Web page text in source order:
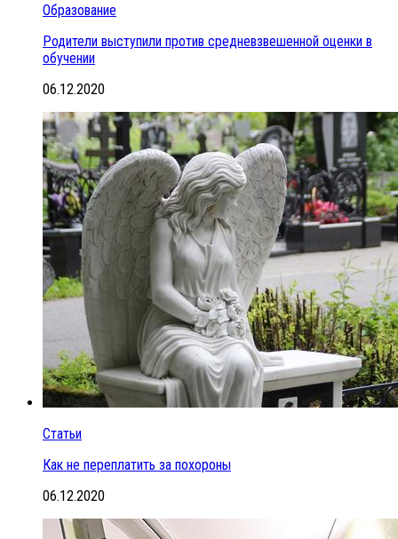
Образование
Родители выступили против средневзвешенной оценки в
обучении
06.12.2020
Статьи
Как не переплатить за похороны
06.12.2020